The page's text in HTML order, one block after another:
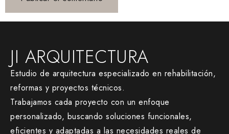
JI ARQUITECTURA
Estudio de arquitectura especializado en rehabilitación,
reformas y proyectos técnicos.
Trabajamos cada proyecto con un enfoque
personalizado, buscando soluciones funcionales,
eficientes y adaptadas a las necesidades reales de